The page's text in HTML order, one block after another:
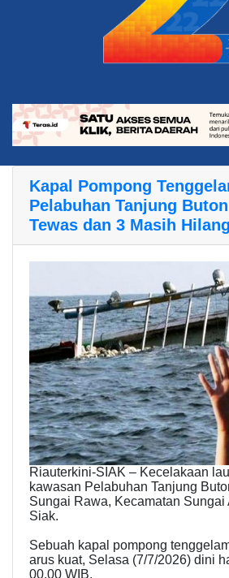
Kapal Pompong
Pelabuhan Tanjung
Tewas dan 3 Masih Hilang
Riauterkini-​SIAK – Kecelakaan
kawasan Pelabuhan Tanjung
Sungai Rawa, Kecamatan Sungai
Siak.
Sebuah kapal pompong
arus kuat, Selasa (7/7/2026) dini
00.00 WIB.